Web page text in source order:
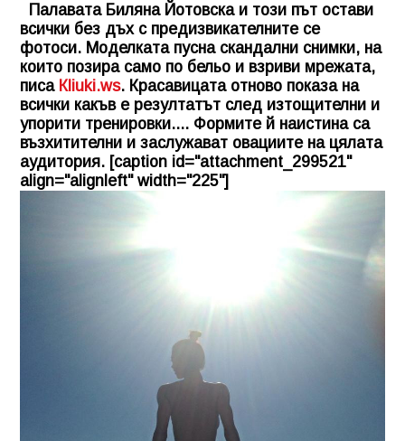
Палавата Биляна Йотовска и този път остави
всички без дъх с предизвикателните се
фотоси. Моделката пусна скандални снимки, на
които позира само по бельо и взриви мрежата,
писа Кliuki.ws. Красавицата отново показа на
всички какъв е резултатът след изтощителни и
упорити тренировки.... Формите й наистина са
възхитителни и заслужават овациите на цялата
аудитория. [caption id="attachment_299521"
align="alignleft" width="225"]